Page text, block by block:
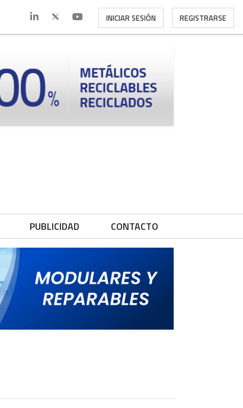
INICIAR SESIÓN REGISTRARSE
PUBLICIDAD CONTACTO